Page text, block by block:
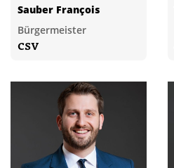
Sauber François
Bürgermeister
CSV